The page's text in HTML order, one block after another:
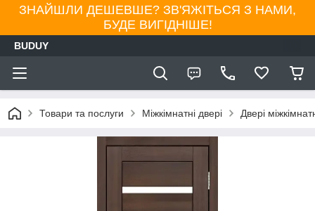
ЗНАЙШЛИ ДЕШЕВШЕ? ЗВ'ЯЖІТЬСЯ З НАМИ,
БУДЕ ВИГІДНІШЕ!
BUDUY
Товари та послуги Міжкімнатні двері Двері